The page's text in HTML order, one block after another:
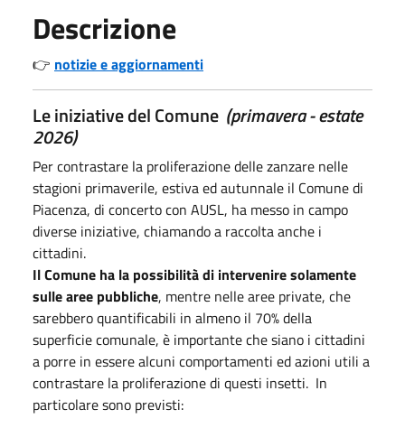
Descrizione
👉 notizie e aggiornamenti
Le iniziative del Comune (primavera - estate
2026)
Per contrastare la proliferazione delle zanzare nelle
stagioni primaverile, estiva ed autunnale il Comune di
Piacenza, di concerto con AUSL, ha messo in campo
diverse iniziative, chiamando a raccolta anche i
cittadini.
Il Comune ha la possibilità di intervenire solamente
sulle aree pubbliche, mentre nelle aree private, che
sarebbero quantificabili in almeno il 70% della
superficie comunale, è importante che siano i cittadini
a porre in essere alcuni comportamenti ed azioni utili a
contrastare la proliferazione di questi insetti. In
particolare sono previsti: